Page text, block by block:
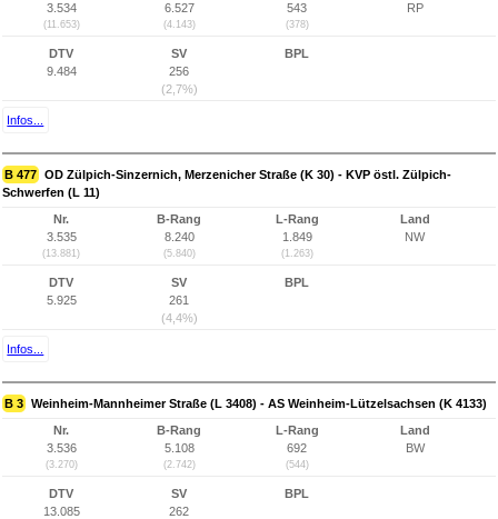
3.534
(11.653)
6.527
(4.143)
543
(378)
RP
DTV
9.484
SV
256
(2,7%)
BPL
Infos...
B 477 OD Zülpich-Sinzernich, Merzenicher Straße (K 30) - KVP östl. Zülpich-
Schwerfen (L 11)
Nr.
3.535
(13.881)
B-Rang
8.240
(5.840)
L-Rang
1.849
(1.263)
Land
NW
DTV
5.925
SV
261
(4,4%)
BPL
Infos...
B 3 Weinheim-Mannheimer Straße (L 3408) - AS Weinheim-Lützelsachsen (K 4133)
Nr.
3.536
(3.270)
B-Rang
5.108
(2.742)
L-Rang
692
(544)
Land
BW
DTV
13.085
SV
262
BPL